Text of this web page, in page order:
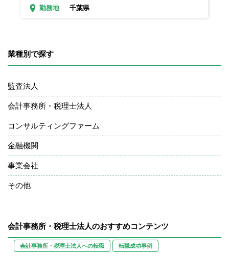
勤務地
千葉県
業種別で探す
監査法人
会計事務所・税理士法人
コンサルティングファーム
金融機関
事業会社
その他
会計事務所・税理士法人のおすすめコンテンツ
会計事務所・税理士法人への転職 転職成功事例